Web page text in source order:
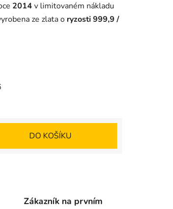
2014v limitovaném nákladu
ze zlata o ryzosti 999,9 /
DO KOŠÍKU
Zákazník na prvním